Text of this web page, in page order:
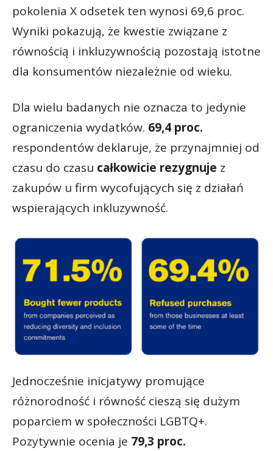
pokolenia X odsetek ten wynosi 69,6 proc.
Wyniki pokazują, że kwestie związane z
równością i inkluzywnością pozostają istotne
dla konsumentów niezależnie od wieku.
Dla wielu badanych nie oznacza to jedynie
ograniczenia wydatków. 69,4 proc.
respondentów deklaruje, że przynajmniej od
czasu do czasu całkowicie rezygnuje z
zakupów u firm wycofujących się z działań
wspierających inkluzywność.
Jednocześnie inicjatywy promujące
różnorodność i równość cieszą się dużym
poparciem w społeczności LGBTQ+.
Pozytywnie ocenia je 79,3 proc.